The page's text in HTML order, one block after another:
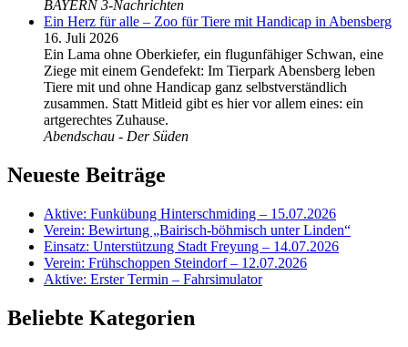
BAYERN 3-Nachrichten
Ein Herz für alle – Zoo für Tiere mit Handicap in Abensberg
16. Juli 2026
Ein Lama ohne Oberkiefer, ein flugunfähiger Schwan, eine
Ziege mit einem Gendefekt: Im Tierpark Abensberg leben
Tiere mit und ohne Handicap ganz selbstverständlich
zusammen. Statt Mitleid gibt es hier vor allem eines: ein
artgerechtes Zuhause.
Abendschau - Der Süden
Neueste Beiträge
Aktive: Funkübung Hinterschmiding – 15.07.2026
Verein: Bewirtung „Bairisch-böhmisch unter Linden“
Einsatz: Unterstützung Stadt Freyung – 14.07.2026
Verein: Frühschoppen Steindorf – 12.07.2026
Aktive: Erster Termin – Fahrsimulator
Beliebte Kategorien